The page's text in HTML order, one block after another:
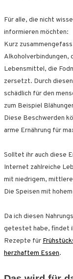
Für alle, die nicht
informieren möchten:
Kurz
Alkoholverbindungen,
Lebensmittel, die
zersetzt. Durch
schädlich für den
zum Beispiel
Diese Beschwerden
arme Ernährung für
Solltet ihr auch diese
Internet zahlreiche
mit niedrigem,
Die Speisen mit
Da ich diesen
getestet habe, findet
Rezepte für
herzhaftem Essen.